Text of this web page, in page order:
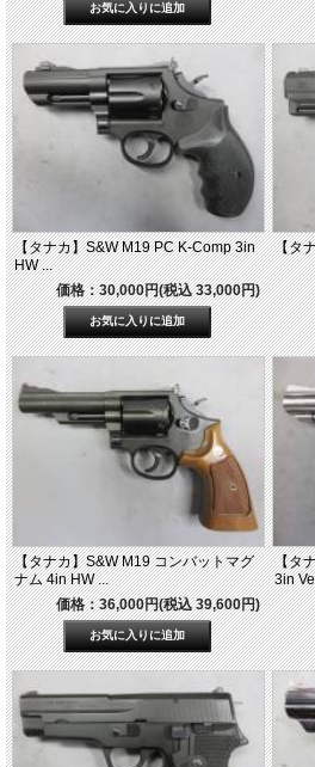
【タナカ】S&W M19 PC K-Comp 3in
HW ...
価格：30,000円(税込 33,000円)
【タ
【タナカ】S&W M19 コンバットマグ
ナム 4in HW ...
価格：36,000円(税込 39,600円)
【タ
3in